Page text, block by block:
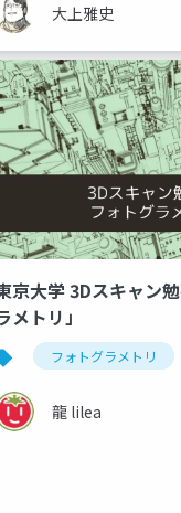
大上雅史
京大学 3Dスキャン
メトリ」
フォトグラメトリ
龍 lilea